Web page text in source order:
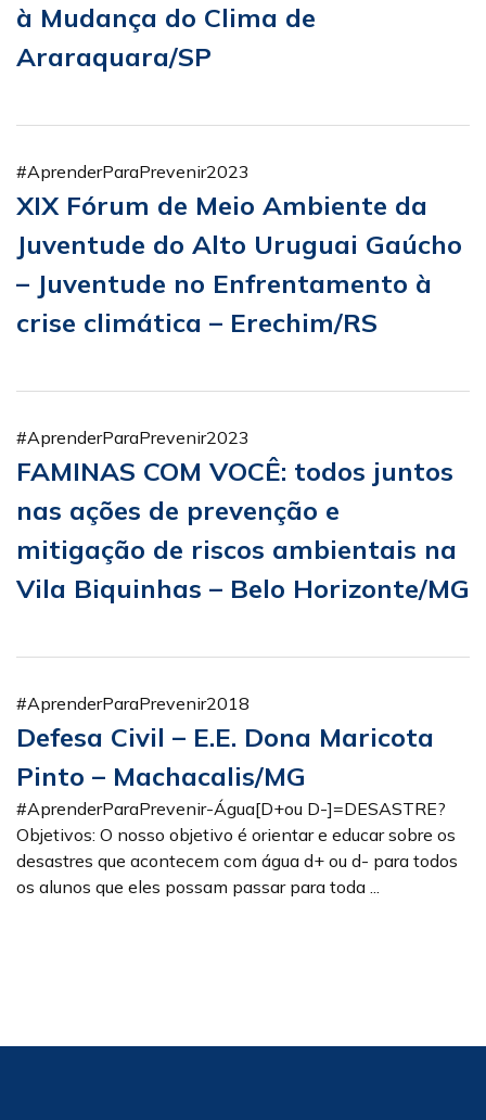
à Mudança do Clima de
Araraquara/SP
#AprenderParaPrevenir2023
XIX Fórum de Meio Ambiente da
Juventude do Alto Uruguai Gaúcho
– Juventude no Enfrentamento à
crise climática – Erechim/RS
#AprenderParaPrevenir2023
FAMINAS COM VOCÊ: todos juntos
nas ações de prevenção e
mitigação de riscos ambientais na
Vila Biquinhas – Belo Horizonte/MG
#AprenderParaPrevenir2018
Defesa Civil – E.E. Dona Maricota
Pinto – Machacalis/MG
#AprenderParaPrevenir-Água[D+ou D-]=DESASTRE?
Objetivos: O nosso objetivo é orientar e educar sobre os
desastres que acontecem com água d+ ou d- para todos
os alunos que eles possam passar para toda ...